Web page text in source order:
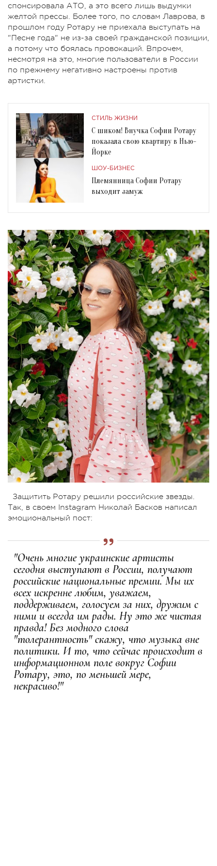
спонсировала АТО, а это всего лишь выдумки
желтой прессы. Более того, по словам Лаврова, в
прошлом году Ротару не приехала выступать на
"Песне года" не из-за своей гражданской позиции,
а потому что боялась провокаций. Впрочем,
несмотря на это, многие пользователи в России
по прежнему негативно настроены против
артистки.
СТИЛЬ ЖИЗНИ
С шиком! Внучка Софии Ротару
показала свою квартиру в Нью-
Йорке
ШОУ-БИЗНЕС
Племянница Софии Ротару
выходит замуж
Защитить Ротару решили российские звезды.
Так, в своем Instagram Николай Басков написал
эмоциональный пост:
"Очень многие украинские артисты
сегодня выступают в России, получают
российские национальные премии. Мы их
всех искренне любим, уважаем,
поддерживаем, голосуем за них, дружим с
ними и всегда им рады. Ну это же чистая
правда! Без модного слова
"толерантность" скажу, что музыка вне
политики. И то, что сейчас происходит в
информационном поле вокруг Софии
Ротару, это, по меньшей мере,
некрасиво!"